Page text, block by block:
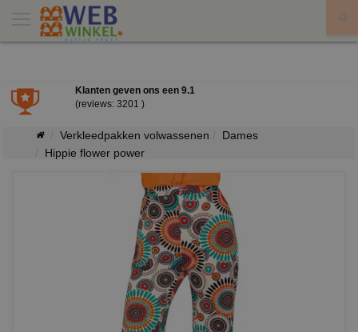
Klanten geven ons een 9.1
(reviews: 3201 )
Verkleedpakken volwassenen
Dames
Hippie flower power